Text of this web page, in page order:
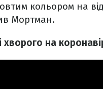
кольором на
Мортман.
на